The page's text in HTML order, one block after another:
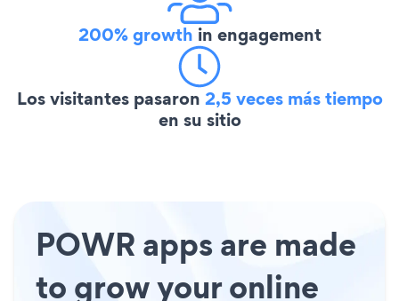
200% growth in engagement
Los visitantes pasaron 2,5 veces más tiempo
en su sitio
POWR apps are made
to grow your online